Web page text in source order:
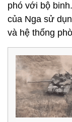
phó với bộ
của Nga sử
và hệ thống